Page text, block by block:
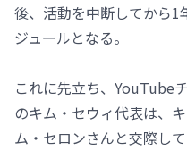
後、活動を中断してから1
ジュールとなる。
これに先立ち、YouTube
のキム・セウィ代表は、
ム・セロンさんと交際し